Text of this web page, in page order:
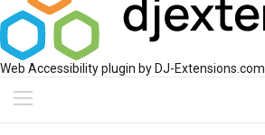
Web Accessibility plugin by DJ-Extensions.com